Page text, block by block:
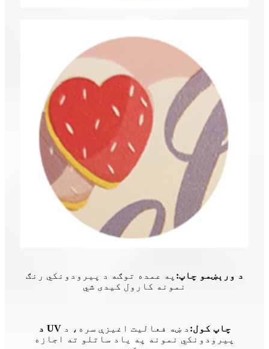
د ورېښمو چاپ: په عمده توګه د پیرودونکي رنګ
نمونه کارول کیدی شي
د UV چاپ کول: د ښه فعالیت اغیزې سره، د
پیرودونکي نمونه په یاد ساتلو ته اجازه